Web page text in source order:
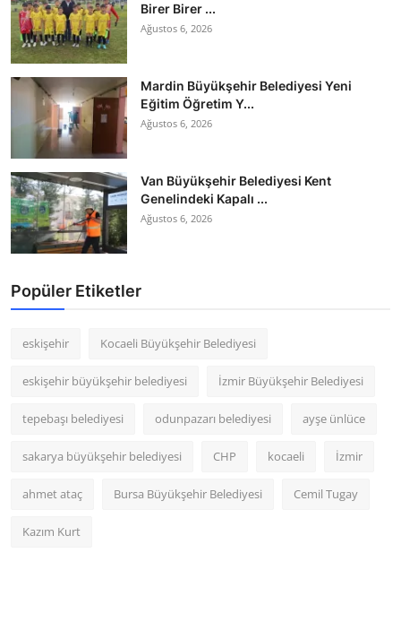
Birer Birer ...
Ağustos 6, 2026
Mardin Büyükşehir Belediyesi Yeni
Eğitim Öğretim Y...
Ağustos 6, 2026
Van Büyükşehir Belediyesi Kent
Genelindeki Kapalı ...
Ağustos 6, 2026
Popüler Etiketler
eskişehir Kocaeli Büyükşehir Belediyesi
eskişehir büyükşehir belediyesi İzmir Büyükşehir Belediyesi
tepebaşı belediyesi odunpazarı belediyesi ayşe ünlüce
sakarya büyükşehir belediyesi CHP kocaeli İzmir
ahmet ataç Bursa Büyükşehir Belediyesi Cemil Tugay
Kazım Kurt